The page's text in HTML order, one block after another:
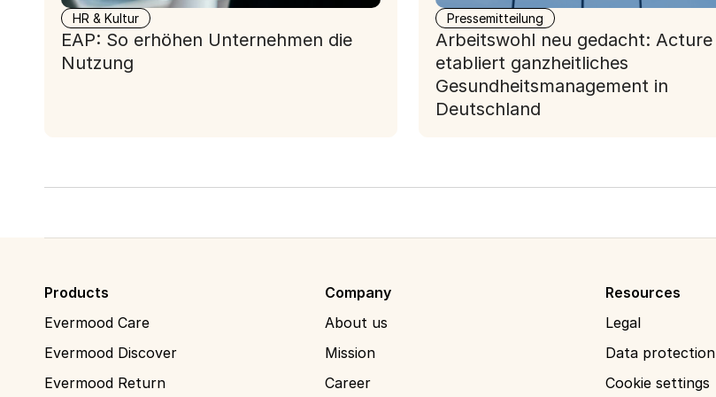
HR & Kultur
EAP: So erhöhen Unternehmen die
Nutzung
Pressemitteilung
Arbeitswohl neu gedacht: Acture
etabliert ganzheitliches
Gesundheitsmanagement in
Deutschland
Products
Evermood Care
Evermood Discover
Evermood Return
Company
About us
Mission
Career
Resources
Legal
Data protection
Cookie settings